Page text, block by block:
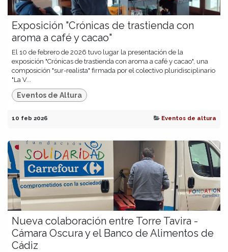
Exposición "Crónicas de trastienda con
aroma a café y cacao"
El 10 de febrero de 2026 tuvo lugar la presentación de la
exposición "Crónicas de trastienda con aroma a café y cacao", una
composición "sur-realista" firmada por el colectivo pluridisciplinario
"La V...
Eventos de Altura
10 feb 2026 Eventos de altura
Nueva colaboración entre Torre Tavira -
Cámara Oscura y el Banco de Alimentos de
Cádiz